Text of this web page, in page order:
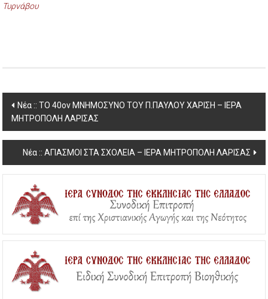
Τυρνάβου
Post
navigation
Νέα :: ΤΟ 40ον ΜΝΗΜΟΣΥΝΟ ΤΟΥ Π.ΠΑΥΛΟΥ ΧΑΡΙΣΗ – ΙΕΡΑ
ΜΗΤΡΟΠΟΛΗ ΛΑΡΙΣΑΣ
Νέα :: ΑΓΙΑΣΜΟΙ ΣΤΑ ΣΧΟΛΕΙΑ – ΙΕΡΑ ΜΗΤΡΟΠΟΛΗ ΛΑΡΙΣΑΣ